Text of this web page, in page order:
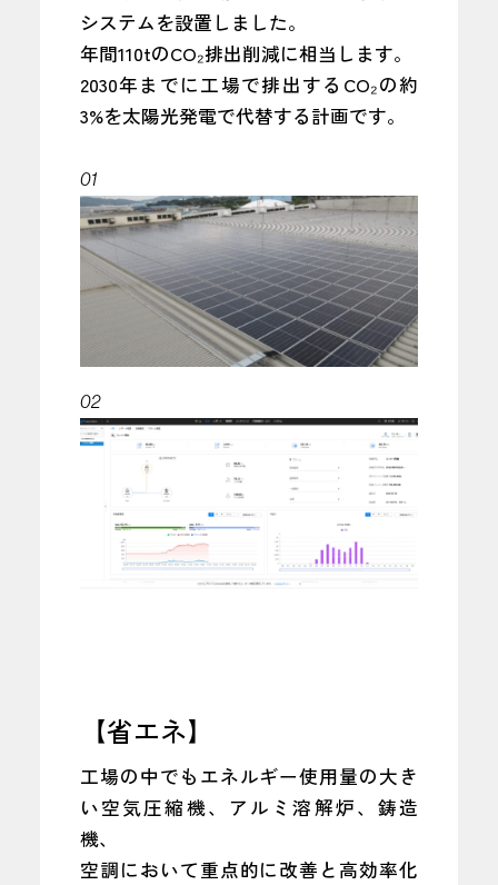
システムを設置しました。
年間110tのCO₂排出削減に相当します。
2030年までに工場で排出するCO₂の約
3%を太陽光発電で代替する計画です。
01
02
【省エネ】
工場の中でもエネルギー使用量の大き
い空気圧縮機、アルミ溶解炉、鋳造
機、
空調において重点的に改善と高効率化